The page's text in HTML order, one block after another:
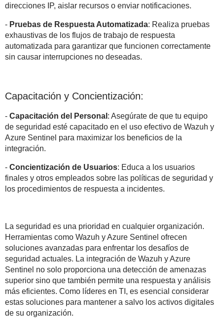
direcciones IP, aislar recursos o enviar notificaciones.
- Pruebas de Respuesta Automatizada: Realiza pruebas
exhaustivas de los flujos de trabajo de respuesta
automatizada para garantizar que funcionen correctamente
sin causar interrupciones no deseadas.
Capacitación y Concientización:
- Capacitación del Personal : Asegúrate de que tu equipo
de seguridad esté capacitado en el uso efectivo de Wazuh y
Azure Sentinel para maximizar los beneficios de la
integración.
- Concientización de Usuarios: Educa a los usuarios
finales y otros empleados sobre las políticas de seguridad y
los procedimientos de respuesta a incidentes.
La seguridad es una prioridad en cualquier organización.
Herramientas como Wazuh y Azure Sentinel ofrecen
soluciones avanzadas para enfrentar los desafíos de
seguridad actuales. La integración de Wazuh y Azure
Sentinel no solo proporciona una detección de amenazas
superior sino que también permite una respuesta y análisis
más eficientes. Como líderes en TI, es esencial considerar
estas soluciones para mantener a salvo los activos digitales
de su organización.